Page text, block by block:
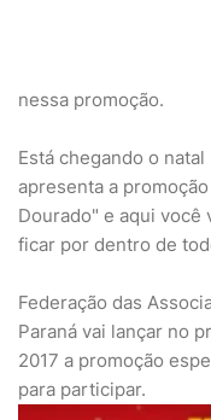
nessa promoção.
Está chegando o natal
apresenta a
Dourado" e aqui
ficar por dentro de
Federação das
Paraná vai lançar no
2017 a promoção
para participar.